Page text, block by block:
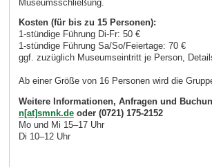
Museumsschließung.
Kosten (für bis zu 15 Personen):
1-stündige Führung Di-Fr: 50 €
1-stündige Führung Sa/So/Feiertage: 70 €
ggf. zuzüglich Museumseintritt je Person,
Ab einer Größe von 16 Personen wird die
Weitere Informationen, Anfragen und
n[at]smnk.deoder (0721) 175-2152
Mo und Mi 15–17 Uhr
Di 10–12 Uhr